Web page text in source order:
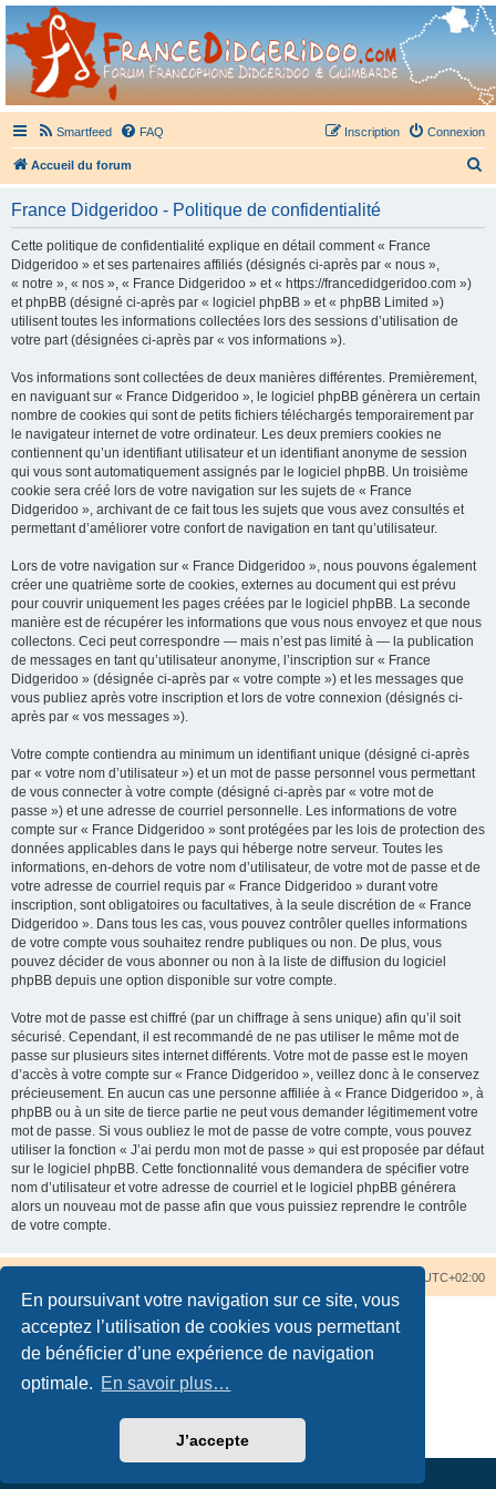
En poursuivant votre navigation sur ce site, vous
acceptez l’utilisation de cookies vous permettant
de bénéficier d’une expérience de navigation
optimale. En savoir plus…
J’accepte
France Didgeridoo
Didgeridoo et Guimbarde sur France Didgeridoo - retrouvez la communauté.
Smartfeed FAQ Connexion
Inscription
Accueil du forum
France Didgeridoo - Politique de confidentialité
Cette politique de confidentialité explique en détail comment « France
Didgeridoo » et ses partenaires affiliés (désignés ci-après par « nous »,
« notre », « nos », « France Didgeridoo » et « https://francedidgeridoo.com »)
et phpBB (désigné ci-après par « logiciel phpBB » et « phpBB Limited »)
utilisent toutes les informations collectées lors des sessions d’utilisation de
votre part (désignées ci-après par « vos informations »).
Vos informations sont collectées de deux manières différentes. Premièrement,
en naviguant sur « France Didgeridoo », le logiciel phpBB génèrera un certain
nombre de cookies qui sont de petits fichiers téléchargés temporairement par
le navigateur internet de votre ordinateur. Les deux premiers cookies ne
contiennent qu’un identifiant utilisateur et un identifiant anonyme de session
qui vous sont automatiquement assignés par le logiciel phpBB. Un troisième
cookie sera créé lors de votre navigation sur les sujets de « France
Didgeridoo », archivant de ce fait tous les sujets que vous avez consultés et
permettant d’améliorer votre confort de navigation en tant qu’utilisateur.
Lors de votre navigation sur « France Didgeridoo », nous pouvons également
créer une quatrième sorte de cookies, externes au document qui est prévu
pour couvrir uniquement les pages créées par le logiciel phpBB. La seconde
manière est de récupérer les informations que vous nous envoyez et que nous
collectons. Ceci peut correspondre — mais n’est pas limité à — la publication
de messages en tant qu’utilisateur anonyme, l’inscription sur « France
Didgeridoo » (désignée ci-après par « votre compte ») et les messages que
vous publiez après votre inscription et lors de votre connexion (désignés ci-
après par « vos messages »).
Votre compte contiendra au minimum un identifiant unique (désigné ci-après
par « votre nom d’utilisateur ») et un mot de passe personnel vous permettant
de vous connecter à votre compte (désigné ci-après par « votre mot de
passe ») et une adresse de courriel personnelle. Les informations de votre
compte sur « France Didgeridoo » sont protégées par les lois de protection des
données applicables dans le pays qui héberge notre serveur. Toutes les
informations, en-dehors de votre nom d’utilisateur, de votre mot de passe et de
votre adresse de courriel requis par « France Didgeridoo » durant votre
inscription, sont obligatoires ou facultatives, à la seule discrétion de « France
Didgeridoo ». Dans tous les cas, vous pouvez contrôler quelles informations
de votre compte vous souhaitez rendre publiques ou non. De plus, vous
pouvez décider de vous abonner ou non à la liste de diffusion du logiciel
phpBB depuis une option disponible sur votre compte.
Votre mot de passe est chiffré (par un chiffrage à sens unique) afin qu’il soit
sécurisé. Cependant, il est recommandé de ne pas utiliser le même mot de
passe sur plusieurs sites internet différents. Votre mot de passe est le moyen
d’accès à votre compte sur « France Didgeridoo », veillez donc à le conservez
précieusement. En aucun cas une personne affiliée à « France Didgeridoo », à
phpBB ou à un site de tierce partie ne peut vous demander légitimement votre
mot de passe. Si vous oubliez le mot de passe de votre compte, vous pouvez
utiliser la fonction « J’ai perdu mon mot de passe » qui est proposée par défaut
sur le logiciel phpBB. Cette fonctionnalité vous demandera de spécifier votre
nom d’utilisateur et votre adresse de courriel et le logiciel phpBB générera
alors un nouveau mot de passe afin que vous puissiez reprendre le contrôle
de votre compte.
UTC+02:00
Traduction française officielle©
Confidentialité